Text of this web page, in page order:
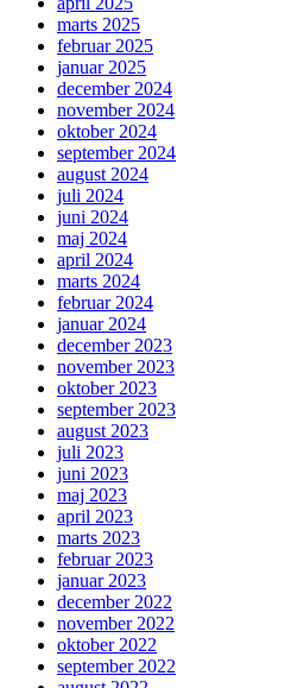
marts 2025
februar 2025
januar 2025
december 2024
november 2024
oktober 2024
september 2024
august 2024
juli 2024
juni 2024
maj 2024
april 2024
marts 2024
februar 2024
januar 2024
december 2023
november 2023
oktober 2023
september 2023
august 2023
juli 2023
juni 2023
maj 2023
april 2023
marts 2023
februar 2023
januar 2023
december 2022
november 2022
oktober 2022
september 2022